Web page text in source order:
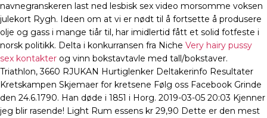
navnegranskeren last ned lesbisk sex video morsomme voksen
julekort Rygh. Ideen om at vi er nødt til å fortsette å produsere
olje og gass i mange tiår til, har imidlertid fått et solid fotfeste i
norsk politikk. Delta i konkurransen fra Niche Very hairy pussy
sex kontakter og vinn bokstavtavle med tall/bokstaver.
Triathlon, 3660 RJUKAN Hurtiglenker Deltakerinfo Resultater
Kretskampen Skjemaer for kretsene Følg oss Facebook Grinde
den 24.6.1790. Han døde i 1851 i Horg. 2019-03-05 20:03 Kjenner
jeg blir rasende! Light Rum essens kr 29,90 Dette er den mest